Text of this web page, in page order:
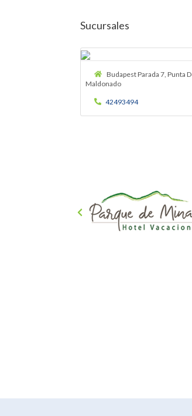
Sucursales
Budapest Parada 7, Punta
Maldonado
42493494